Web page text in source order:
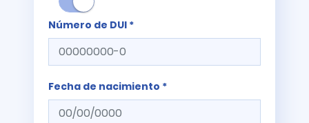
Número de DUI *
Fecha de nacimiento *